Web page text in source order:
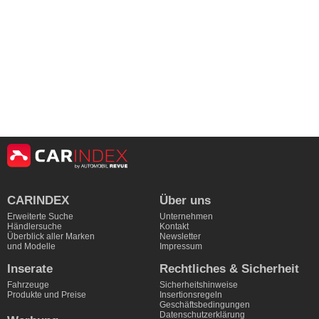
CARINDEX
Erweiterte Suche
Händlersuche
Überblick aller Marken
und Modelle
Über uns
Unternehmen
Kontakt
Newsletter
Impressum
Inserate
Fahrzeuge
Produkte und Preise
Rechtliches & Sicherheit
Sicherheitshinweise
Insertionsregeln
Geschäftsbedingungen
Datenschutzerklärung